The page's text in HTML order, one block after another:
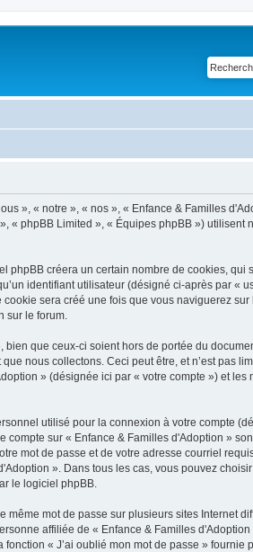
», « notre », « nos », « Enfance & Familles
« phpBB Limited », « Équipes phpBB ») utilisent
créera un certain nombre de cookies, qui
identifiant utilisateur (désigné ci-après par «
sera créé une fois que vous naviguerez sur
sur le forum.
que ceux-ci soient hors de portée du
nous collectons. Ceci peut être, et n’est pas
» (désignée ici par « votre compte ») et
utilisé pour la connexion à votre compte
sur « Enfance & Familles d'Adoption »
mot de passe et de votre adresse courriel
». Dans tous les cas, vous pouvez
le logiciel phpBB.
mot de passe sur plusieurs sites Internet
affiliée de « Enfance & Familles d'Adoption
« J’ai oublié mon mot de passe » fournie